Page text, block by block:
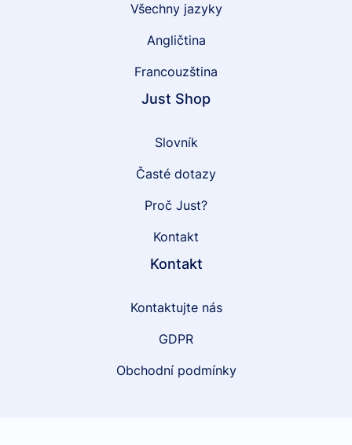
Všechny jazyky
Angličtina
Francouzština
Just Shop
Slovník
Časté dotazy
Proč Just?
Kontakt
Kontakt
Kontaktujte nás
GDPR
Obchodní podmínky